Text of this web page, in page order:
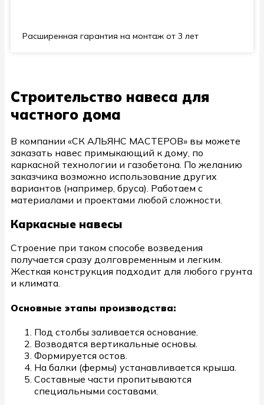
Расширенная гарантия на монтаж от 3 лет
Строительство навеса для
частного дома
В компании «СК АЛЬЯНС МАСТЕРОВ» вы можете
заказать навес примыкающий к дому, по
каркасной технологии и газобетона. По желанию
заказчика возможно использование других
вариантов (например, бруса). Работаем с
материалами и проектами любой сложности.
Каркасные навесы
Строение при таком способе возведения
получается сразу долговременным и легким.
Жесткая конструкция подходит для любого грунта
и климата.
Основные этапы производства:
Под столбы заливается основание.
Возводятся вертикальные основы.
Формируется остов.
На балки (фермы) устанавливается крыша.
Составные части пропитываются
специальными составами.